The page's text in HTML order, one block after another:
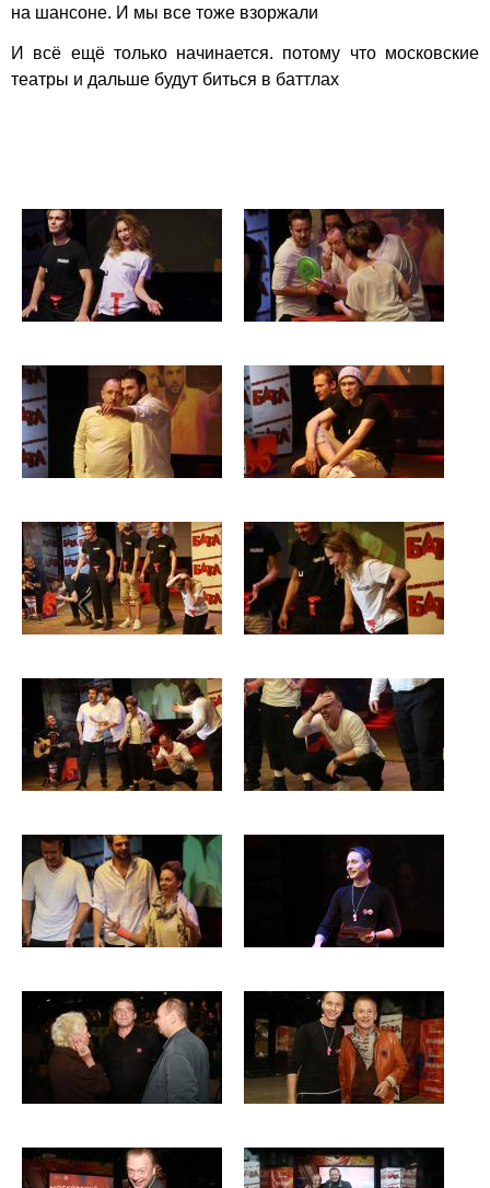
на шансоне. И мы все тоже взоржали
И всё ещё только начинается. потому что московские
театры и дальше будут биться в баттлах